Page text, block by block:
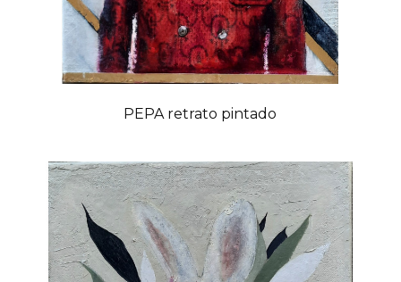
PEPA retrato pintado